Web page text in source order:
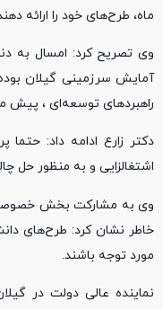
ماه، طرح‌های خود را ارائه
وی تصریح کرد: امسال به
آمایش سرزمینی گیلان
راهبردهای توسعه‌ای ، پیش
دکتر زارع ادامه داد: حتما
اشتغالزایی و به منظور حل
وی به مشارکت بخش خصوصی
خاطر نشان کرد: طرح‌های
مورد توجه باشند.